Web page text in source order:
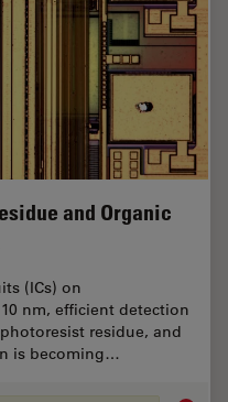
and Organic
(ICs) on
nm, efficient detection
residue, and
is becoming…